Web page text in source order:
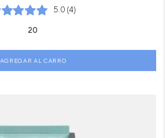
5.0 (4)
20
AGREGAR AL CARRO